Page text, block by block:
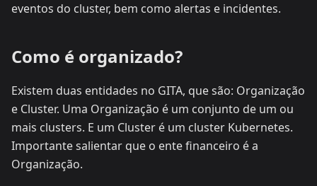
eventos do cluster, bem como alertas e incidentes.
Como é organizado?
Existem duas entidades no GITA, que são: Organização
e Cluster. Uma Organização é um conjunto de um ou
mais clusters. E um Cluster é um cluster Kubernetes.
Importante salientar que o ente financeiro é a
Organização.